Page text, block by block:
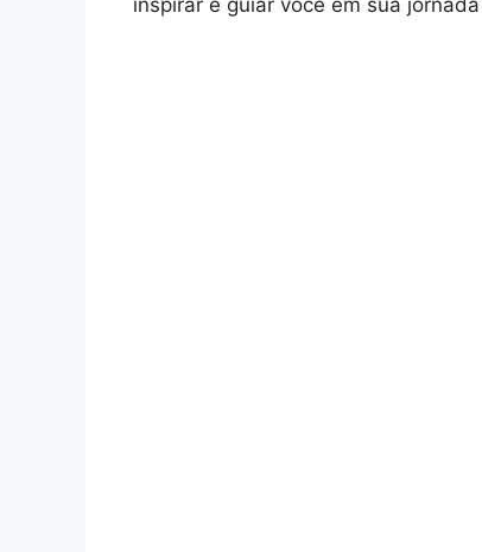
inspirar e guiar você em sua